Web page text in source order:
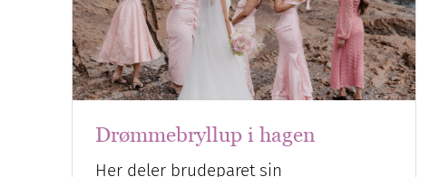
Drømmebryllup i hagen
Her deler brudeparet sin